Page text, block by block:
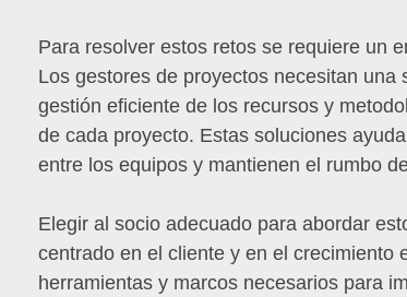
Para resolver estos retos se requiere un
Los gestores de proyectos necesitan
gestión eficiente de los recursos y
de cada proyecto. Estas soluciones
entre los equipos y mantienen el rumbo
Elegir al socio adecuado para abordar
centrado en el cliente y en el crecimiento
herramientas y marcos necesarios para